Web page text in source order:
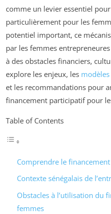
comme un levier essentiel
particulièrement pour les
potentiel important, ce
par les femmes
à des obstacles financiers,
explore les enjeux, les
et les recommandations pour
financement participatif pour
Table of Contents
Comprendre le
Contexte sénégalais de
Obstacles à l’utilisation du
femmes